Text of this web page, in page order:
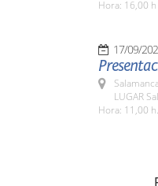
Hora: 16,00 h
17/09/
LUGAR
Hora: 11,00 h.